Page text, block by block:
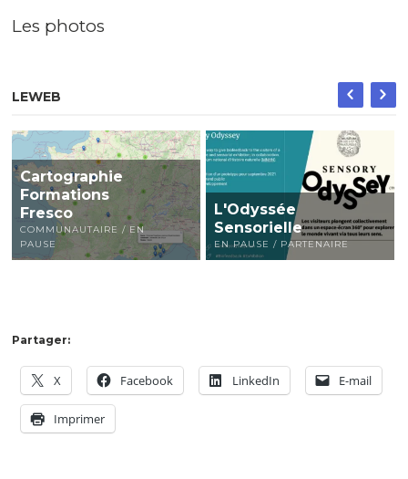
Les photos
LEWEB
Cartographie
Formations
Fresco
COMMUNAUTAIRE / EN
PAUSE
L'Odyssée
Sensorielle
EN PAUSE / PARTENAIRE
Partager:
X Facebook LinkedIn E-mail
Imprimer